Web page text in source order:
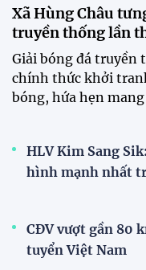
V-League